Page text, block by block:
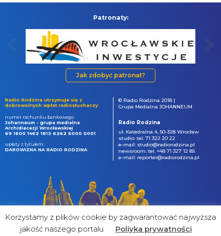
Patronaty:
Jak zdobyć patronat?
Radio Rodzina utrzymuje się z
dobrowolnych wpłat radiosłuchaczy.
numer rachunku bankowego:
Johanneum - grupa medialna
Archidiecezji Wrocławskiej
69 1600 1462 1813 6262 6000 0001
wpłaty z tytułem:
DAROWIZNA NA RADIO RODZINA
© Radio Rodzina 2018 |
Grupa Medialna JOHANNEUM
Radio Rodzina
ul. Katedralna 4, 50-328 Wrocław
studio: tel. 71 322 20 22
e-mail: studio@radiorodzina.pl
newsroom: tel. +48 71 327 12 85
e-mail: reporter@radiorodzina.pl
Korzystamy z plików cookie by zagwarantować najwyższa
jakość naszego portalu
Poliyka prywatności